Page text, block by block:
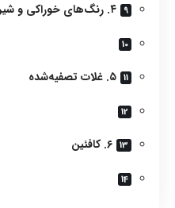
۴. رنگ‌های خوراکی و شیرین‌کننده‌های مصنوعی
۵. غلات تصفیه‌شده
۶. کافئین